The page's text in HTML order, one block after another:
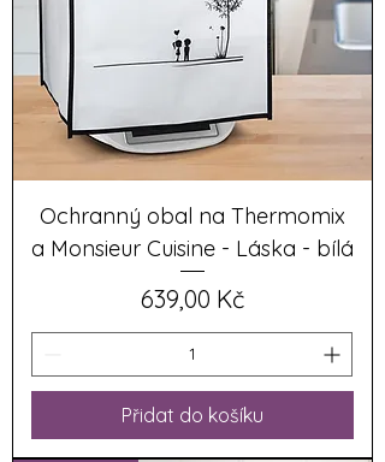
Ochranný obal na Thermomix
a Monsieur Cuisine - Láska - bílá
Cena
639,00 Kč
Přidat do košíku